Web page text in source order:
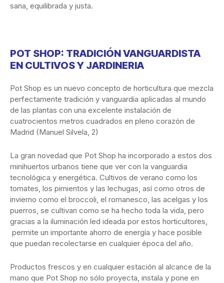
sana, equilibrada y justa.
POT SHOP: TRADICIÓN VANGUARDISTA
EN CULTIVOS Y JARDINERIA
Pot Shop es un nuevo concepto de horticultura que mezcla
perfectamente tradición y vanguardia aplicadas al mundo
de las plantas con una excelente instalación de
cuatrocientos metros cuadrados en pleno corazón de
Madrid (Manuel Silvela, 2)
La gran novedad que Pot Shop ha incorporado a estos dos
minihuertos urbanos tiene que ver con la vanguardia
tecnológica y energética. Cultivos de verano como los
tomates, los pimientos y las lechugas, así como otros de
invierno como el broccoli, el romanesco, las acelgas y los
puerros, se cultivan como se ha hecho toda la vida, pero
gracias a la iluminación led ideada por estos horticultores,
permite un importante ahorro de energía y hace posible
que puedan recolectarse en cualquier época del año.
Productos frescos y en cualquier estación al alcance de la
mano que Pot Shop no sólo proyecta, instala y pone en